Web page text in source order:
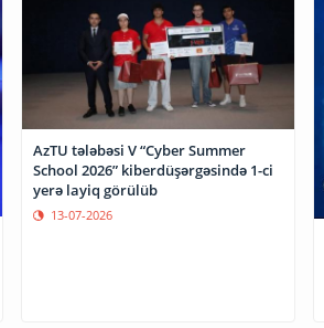
AzTU tələbəsi V “Cyber Summer
School 2026” kiberdüşərgəsində 1-ci
yerə layiq görülüb
13-07-2026